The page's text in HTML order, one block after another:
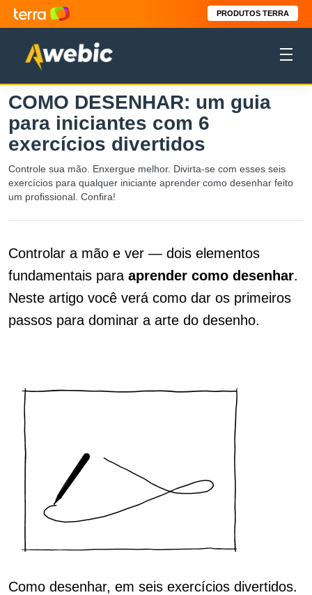
PRODUTOS TERRA
COMO DESENHAR: um guia
para iniciantes com 6
exercícios divertidos
Controle sua mão. Enxergue melhor. Divirta-se com esses seis
exercícios para qualquer iniciante aprender como desenhar feito
um profissional. Confira!
Controlar a mão e ver — dois elementos
fundamentais para aprender como desenhar.
Neste artigo você verá como dar os primeiros
passos para dominar a arte do desenho.
Como desenhar, em seis exercícios divertidos.